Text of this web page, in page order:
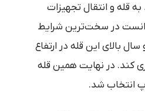
قله و انتقال تجهیزات
در سخت‌ترین شرایط
بالای این قله در ارتفاع
کند. در نهایت همین قله
انتخاب شد.